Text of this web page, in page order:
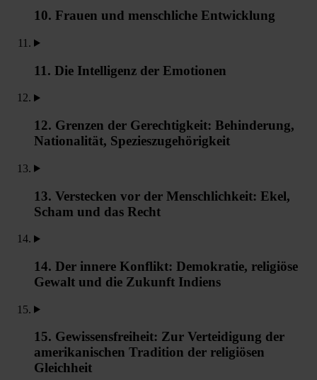
10. Frauen und menschliche Entwicklung
11. Die Intelligenz der Emotionen
12. Grenzen der Gerechtigkeit: Behinderung,
Nationalität, Spezieszugehörigkeit
13. Verstecken vor der Menschlichkeit: Ekel,
Scham und das Recht
14. Der innere Konflikt: Demokratie, religiöse
Gewalt und die Zukunft Indiens
15. Gewissensfreiheit: Zur Verteidigung der
amerikanischen Tradition der religiösen
Gleichheit